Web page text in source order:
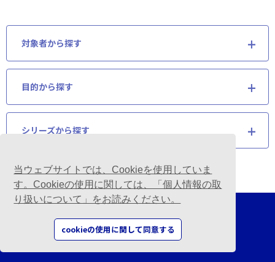
当ウェブサイトでは、Cookieを使用していま
す。Cookieの使用に関しては、「個人情報の取
り扱いについて」をお読みください。
cookieの使用に関して同意する
対象者から探す
目的から探す
シリーズから探す
お問い合わせはこちら